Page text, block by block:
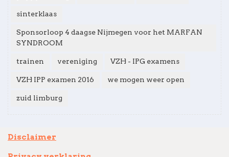
sinterklaas
Sponsorloop 4 daagse Nijmegen voor het MARFAN
SYNDROOM
trainen vereniging VZH - IPG examens
VZH IPP examen 2016 we mogen weer open
zuid limburg
Disclaimer